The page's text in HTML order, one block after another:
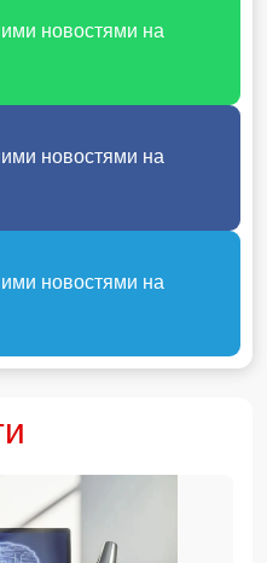
новостями на
новостями на
новостями на